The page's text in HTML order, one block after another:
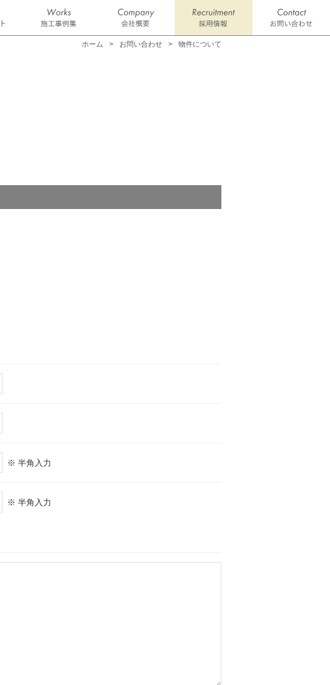
ホーム お問い合わせ 物件について
※ 半角入力
※ 半角入力